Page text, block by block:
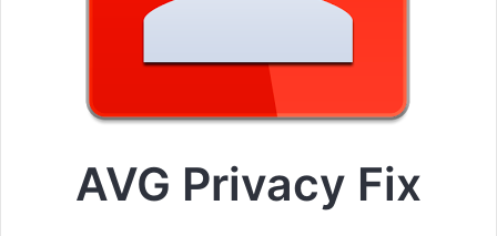
AVG Privacy Fix